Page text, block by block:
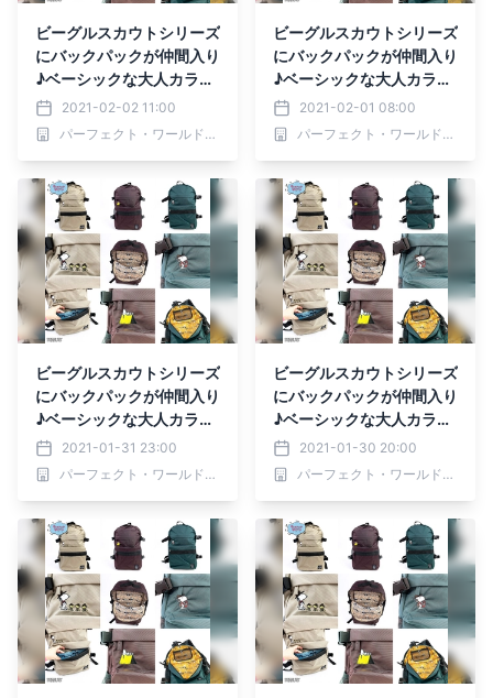
ビーグルスカウトシリーズ
にバックパックが仲間入り
♪ベーシックな大人カラー
が使いやすい
2021-02-02 11:00
パーフェクト・ワールド株式会社
ビーグルスカウトシリーズ
にバックパックが仲間入り
♪ベーシックな大人カラー
が使いやすい
2021-02-01 08:00
パーフェクト・ワールド株式会社
ビーグルスカウトシリーズ
にバックパックが仲間入り
♪ベーシックな大人カラー
が使いやすい
2021-01-31 23:00
パーフェクト・ワールド株式会社
ビーグルスカウトシリーズ
にバックパックが仲間入り
♪ベーシックな大人カラー
が使いやすい
2021-01-30 20:00
パーフェクト・ワールド株式会社